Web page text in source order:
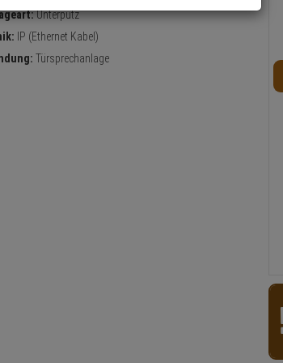
Unterputz
IP (Ethernet Kabel)
Türsprechanlage